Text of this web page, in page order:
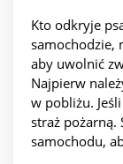
Kto odkryje
samochodzie,
aby uwolnić
Najpierw
w pobliżu.
straż pożarną.
samochodu,